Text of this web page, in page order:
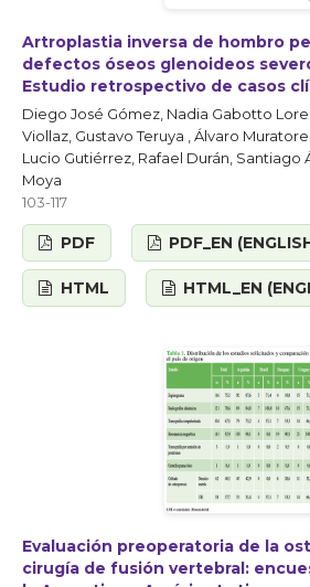
Artroplastia inversa de hombro
defectos óseos glenoideos
Estudio retrospectivo de casos
Diego José Gómez, Nadia Gabotto
Viollaz, Gustavo Teruya , Álvaro
Lucio Gutiérrez, Rafael Durán, Santiago
Moya
103-117
PDF PDF_EN
HTML HTML_EN
Evaluación preoperatoria de la
cirugía de fusión vertebral: